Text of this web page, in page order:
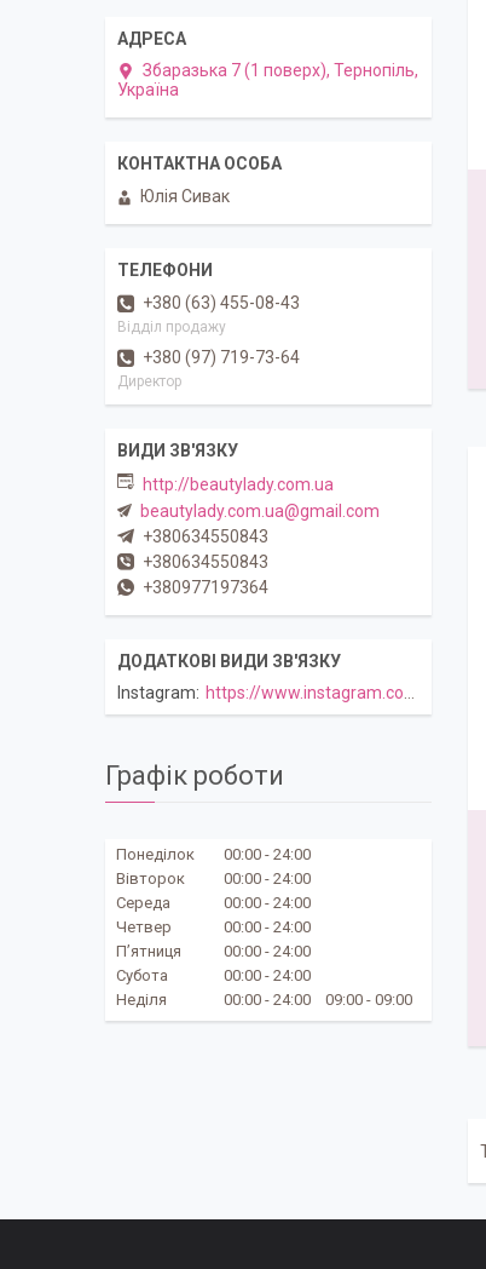
Збаразька 7 (1 поверх), Тернопіль,
Україна
Юлія Сивак
+380 (63) 455-08-43
Відділ продажу
+380 (97) 719-73-64
Директор
http://beautylady.com.ua
beautylady.com.ua@gmail.com
+380634550843
+380634550843
+380977197364
Instagram https://www.instagram.com/beautylady.com.ua
Графік роботи
Понеділок 00:00
24:00
Вівторок
00:00
24:00
Середа
00:00
24:00
Четвер
00:00
24:00
Пʼятниця
00:00
24:00
Субота
00:00
24:00
Неділя
00:00 24:00 09:00 09:00